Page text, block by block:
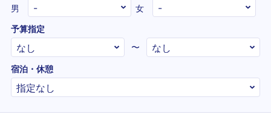
男
女
予算指定
〜
宿泊・休憩